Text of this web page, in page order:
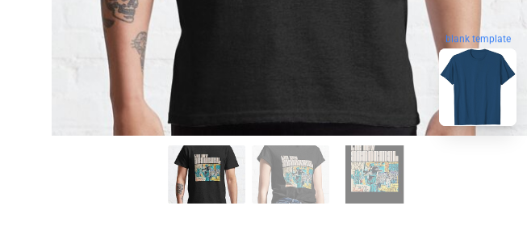
blank template